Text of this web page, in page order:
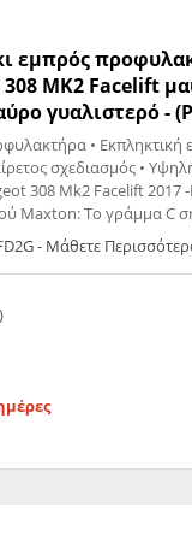
εμπρός
MK2 Facelift
γυαλιστερό -
• Εκπληκτική
σχεδιασμός •
Maxton: Το γράμμα C
Glossy Black Το
- Μάθετε